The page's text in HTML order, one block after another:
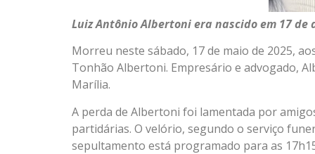
Luiz Antônio Albertoni era nascido em 17 de
Morreu neste sábado, 17 de maio de 2025,
Tonhão Albertoni. Empresário e advogado,
Marília.
A perda de Albertoni foi lamentada por
partidárias. O velório, segundo o serviço
sepultamento está programado para as